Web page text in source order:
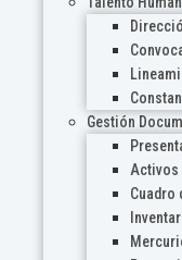
Gestión
Activos
Cuadro